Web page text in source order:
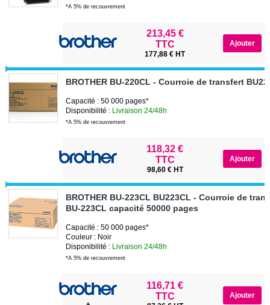
*A 5% de recouvrement
213,45 €
TTC
177,88 € HT
BROTHER BU-220CL - Courroie de transfert
Capacité : 50 000 pages*
Disponibilité : Livraison 24/48h
*A 5% de recouvrement
118,32 €
TTC
98,60 € HT
BROTHER BU-223CL BU223CL - Courroie de
BU-223CL capacité 50000 pages
Capacité : 50 000 pages*
Couleur : Noir
Disponibilité : Livraison 24/48h
*A 5% de recouvrement
116,71 €
TTC